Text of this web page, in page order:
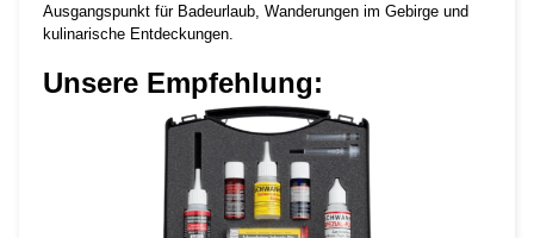
Ausgangspunkt für Badeurlaub, Wanderungen im Gebirge und
kulinarische Entdeckungen.
Unsere Empfehlung: